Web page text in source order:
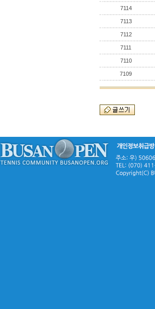
7114
7113
7112
7111
7110
7109